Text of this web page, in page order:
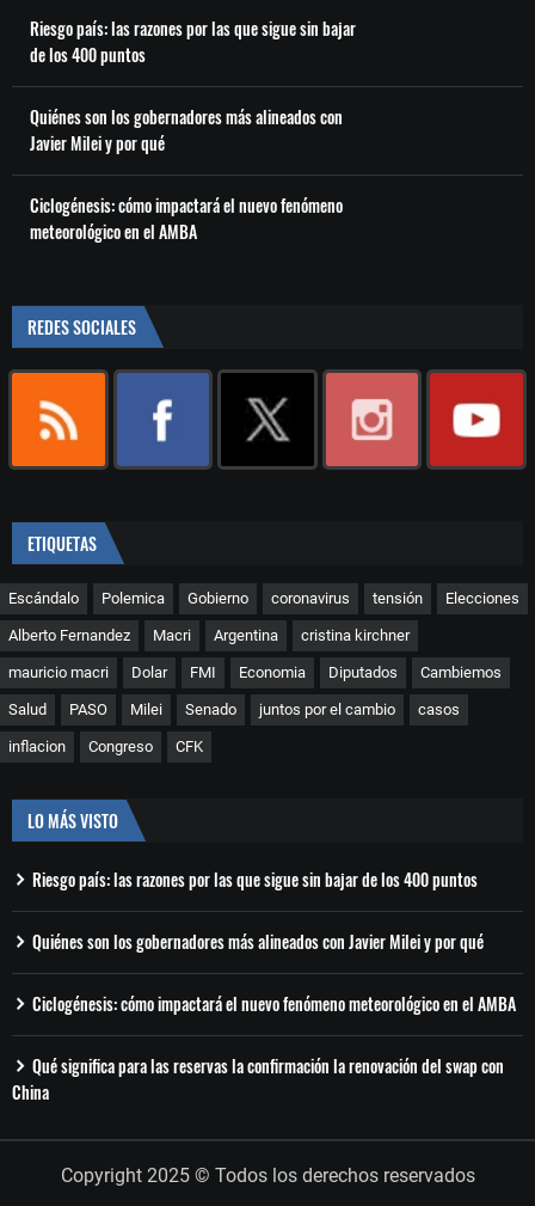
Riesgo país: las razones por las que sigue sin bajar
de los 400 puntos
Quiénes son los gobernadores más alineados con
Javier Milei y por qué
Ciclogénesis: cómo impactará el nuevo fenómeno
meteorológico en el AMBA
REDES SOCIALES
ETIQUETAS
Escándalo Polemica Gobierno coronavirus tensión Elecciones
Alberto Fernandez Macri Argentina cristina kirchner
mauricio macri Dolar FMI Economia Diputados Cambiemos
Salud PASO Milei Senado juntos por el cambio casos
inflacion Congreso CFK
LO MÁS VISTO
Riesgo país: las razones por las que sigue sin bajar de los 400 puntos
Quiénes son los gobernadores más alineados con Javier Milei y por qué
Ciclogénesis: cómo impactará el nuevo fenómeno meteorológico en el AMBA
Qué significa para las reservas la confirmación la renovación del swap con
China
Copyright 2025 © Todos los derechos reservados